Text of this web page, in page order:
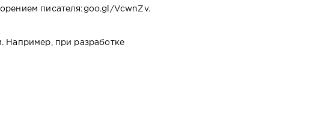
писателя:goo.gl/VcwnZv.
Например, при разработке